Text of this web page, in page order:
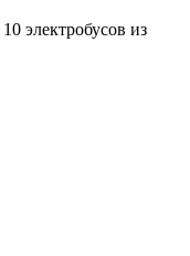
электробусов из